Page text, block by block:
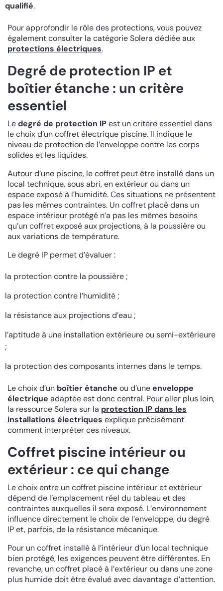
qualifié.
Pour approfondir le rôle des protections, vous pouvez
également consulter la catégorie Solera dédiée aux
protections électriques.
Degré de protection IP et
boîtier étanche : un critère
essentiel
Ledegré de protection IPest un critère essentiel dans
le choix d’un coffret électrique piscine. Il indique le
niveau de protection de l’enveloppe contre les corps
solides et les liquides.
Autour d’une piscine, le coffret peut être installé dans un
local technique, sous abri, en extérieur ou dans un
espace exposé à l’humidité. Ces situations ne présentent
pas les mêmes contraintes. Un coffret placé dans un
espace intérieur protégé n’a pas les mêmes besoins
qu’un coffret exposé aux projections, à la poussière ou
aux variations de température.
Le degré IP permet d’évaluer :
la protection contre la poussière ;
la protection contre l’humidité ;
la résistance aux projections d’eau ;
l’aptitude à une installation extérieure ou semi-extérieure
;
la protection des composants internes dans le temps.
Le choix d’un boîtier étanche ou d’uneenveloppe
électrique adaptée est donc central. Pour aller plus loin,
la ressource Solera sur la protection IP dans les
installations électriques explique précisément
comment interpréter ces niveaux.
Coffret piscine intérieur ou
extérieur : ce qui change
Le choix entre un coffret piscine intérieur et extérieur
dépend de l’emplacement réel du tableau et des
contraintes auxquelles il sera exposé. L’environnement
influence directement le choix de l’enveloppe, du degré
IP et, parfois, de la résistance mécanique.
Pour un coffret installé à l’intérieur d’un local technique
bien protégé, les exigences peuvent être différentes. En
revanche, un coffret placé à l’extérieur ou dans une zone
plus humide doit être évalué avec davantage d’attention.